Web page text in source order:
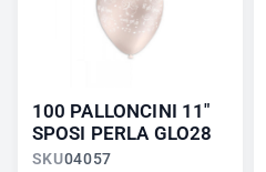
100 PALLONCINI 11"
SPOSI PERLA GLO28
SKU04057